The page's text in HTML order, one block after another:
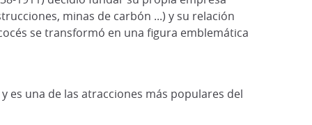
minas de carbón ...) y su relación
se transformó en una figura emblemática
es una de las atracciones más populares del